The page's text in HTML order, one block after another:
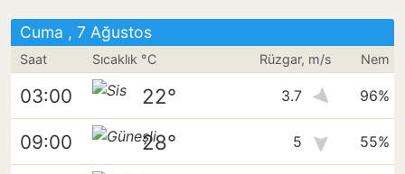
Cuma , 7 Ağustos
Saat Sıcaklık °C Rüzgar, m/s Nem
03:00 22° 3.7 96%
09:00 28° 5 55%